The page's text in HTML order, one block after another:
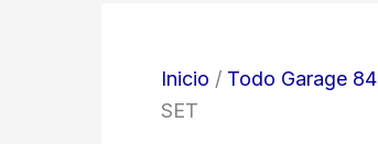
Inicio / Todo Garage 84
SET